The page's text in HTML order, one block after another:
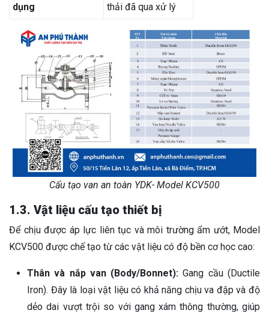
dụng
thải đã qua xử lý
Cấu tạo van an toàn YDK- Model KCV500
1.3. Vật liệu cấu tạo thiết bị
Để chịu được áp lực liên tục và môi trường ẩm ướt, Model
KCV500 được chế tạo từ các vật liệu có độ bền cơ học cao:
Thân và nắp van (Body/Bonnet): Gang cầu (Ductile
Iron). Đây là loại vật liệu có khả năng chịu va đập và độ
dẻo dai vượt trội so với gang xám thông thường, giúp